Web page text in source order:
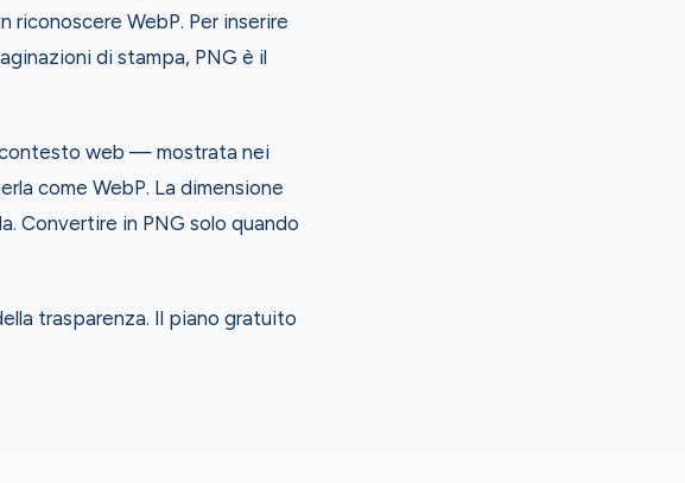
WebP. Per inserire
di stampa, PNG è il
contesto web — mostrata nei
come WebP. La dimensione
Convertire in PNG solo quando
trasparenza. Il piano gratuito